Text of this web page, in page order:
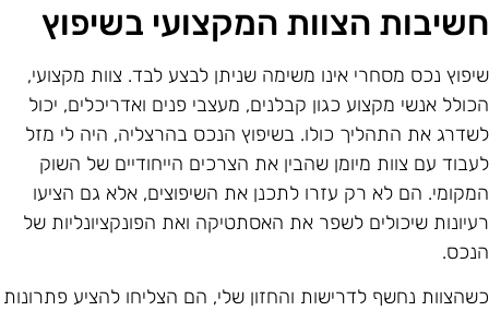
הצוות המקצועי בשיפוץ
נכס מסחרי אינו משימה שניתן לבצע לבד. צוות מקצועי,
אנשי מקצוע כגון קבלנים, מעצבי פנים ואדריכלים, יכול
את התהליך כולו. בשיפוץ הנכס בהרצליה, היה לי מזל
עם צוות מיומן שהבין את הצרכים הייחודיים של השוק
הם לא רק עזרו לתכנן את השיפוצים, אלא גם הציעו
שיכולים לשפר את האסתטיקה ואת הפונקציונליות של
נחשף לדרישות והחזון שלי, הם הצליחו להציע פתרונות